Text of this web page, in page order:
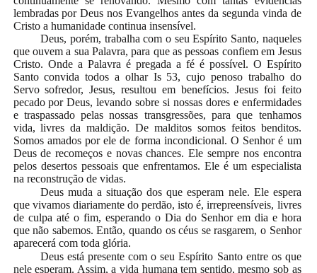
lembradas por Deus nos Evangelhos antes da segunda vinda de
Cristo a humanidade continua insensível.
Deus, porém, trabalha com o seu Espírito Santo, naqueles
que ouvem a sua Palavra, para que as pessoas confiem em Jesus
Cristo. Onde a Palavra é pregada a fé é possível. O Espírito
Santo convida todos a olhar Is 53, cujo penoso trabalho do
Servo sofredor, Jesus, resultou em benefícios. Jesus foi feito
pecado por Deus, levando sobre si nossas dores e enfermidades
e traspassado pelas nossas transgressões, para que tenhamos
vida, livres da maldição. De malditos somos feitos benditos.
Somos amados por ele de forma incondicional. O Senhor é um
Deus de recomeços e novas chances. Ele sempre nos encontra
pelos desertos pessoais que enfrentamos. Ele é um especialista
na reconstrução de vidas.
Deus muda a situação dos que esperam nele. Ele espera
que vivamos diariamente do perdão, isto é, irrepreensíveis, livres
de culpa até o fim, esperando o Dia do Senhor em dia e hora
que não sabemos. Então, quando os céus se rasgarem, o Senhor
aparecerá com toda glória.
Deus está presente com o seu Espírito Santo entre os que
nele esperam. Assim, a vida humana tem sentido, mesmo sob as